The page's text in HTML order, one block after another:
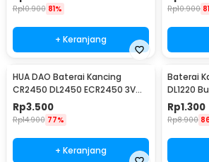
Rp10.900 81%
+ Keranjang
Rp10.900
HUA DAO Baterai Kancing
CR2450 DL2450 ECR2450 3V
Lithium 1 PCS
Rp3.500
Rp14.900 77%
+ Keranjang
Baterai
DL1220
PCS
Rp1.300
Rp8.900